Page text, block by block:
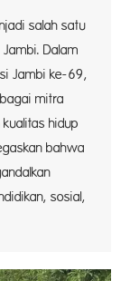
salah satu
Dalam
Jambi ke-69,
mitra
hidup
bahwa
sosial,